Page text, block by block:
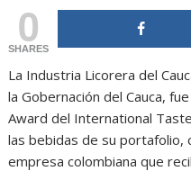
0
SHARES
La Industria Licorera del
la Gobernación del Cauca,
Award del International
las bebidas de su portafolio,
empresa colombiana que